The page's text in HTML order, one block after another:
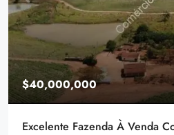
$40,000,000
Excelente Fazenda À Venda